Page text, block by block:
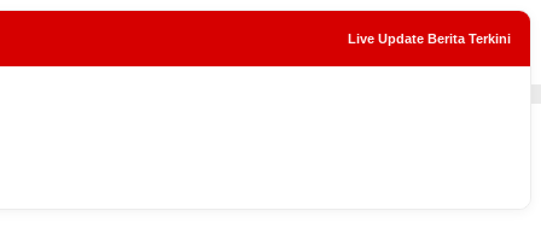
Live Update Berita Terkini